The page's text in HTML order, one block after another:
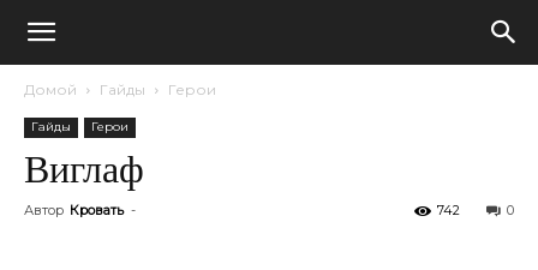
Домой Гайды Герои
Гайды Герои
Виглаф
Автор Кровать - 0
742